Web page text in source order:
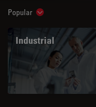
Popular Show subnavigation
Industrial